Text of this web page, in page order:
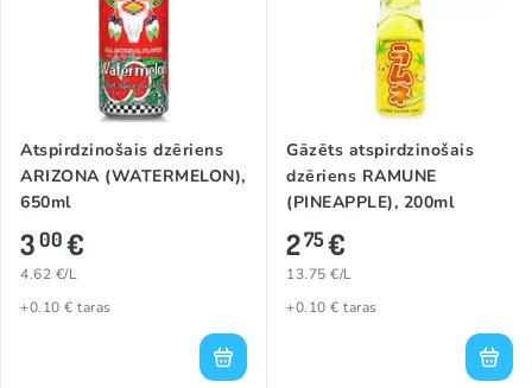
Atspirdzinošais dzēriens
ARIZONA (WATERMELON),
650ml
300€
4.62 €/L
+0.10 € taras
Gāzēts atspirdzinošais
dzēriens RAMUNE
(PINEAPPLE), 200ml
275€
13.75 €/L
+0.10 € taras